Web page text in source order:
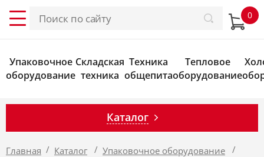
Упаковочное
оборудование
Складская
техника
Техника
общепита
Тепловое
оборудование
Каталог
Главная / Каталог / Упаковочное оборудование /